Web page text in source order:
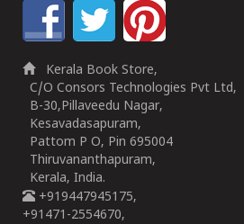
Kerala Book Store,
C/O Consors Technologies Pvt Ltd,
B-30,Pillaveedu Nagar,
Kesavadasapuram,
Pattom P O, Pin 695004
Thiruvananthapuram,
Kerala, India.
+919447945175,
+91471-2554670,